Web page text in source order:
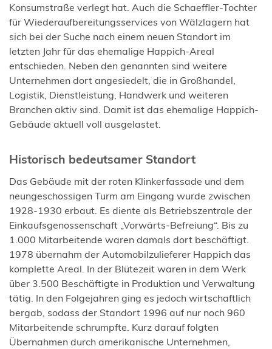
Konsumstraße verlegt hat. Auch die Schaeffler-Tochter
für Wiederaufbereitungsservices von Wälzlagern hat
sich bei der Suche nach einem neuen Standort im
letzten Jahr für das ehemalige Happich-Areal
entschieden. Neben den genannten sind weitere
Unternehmen dort angesiedelt, die in Großhandel,
Logistik, Dienstleistung, Handwerk und weiteren
Branchen aktiv sind. Damit ist das ehemalige Happich-
Gebäude aktuell voll ausgelastet.
Historisch bedeutsamer Standort
Das Gebäude mit der roten Klinkerfassade und dem
neungeschossigen Turm am Eingang wurde zwischen
1928-1930 erbaut. Es diente als Betriebszentrale der
Einkaufsgenossenschaft „Vorwärts-Befreiung“. Bis zu
1.000 Mitarbeitende waren damals dort beschäftigt.
1978 übernahm der Automobilzulieferer Happich das
komplette Areal. In der Blütezeit waren in dem Werk
über 3.500 Beschäftigte in Produktion und Verwaltung
tätig. In den Folgejahren ging es jedoch wirtschaftlich
bergab, sodass der Standort 1996 auf nur noch 960
Mitarbeitende schrumpfte. Kurz darauf folgten
Übernahmen durch amerikanische Unternehmen,